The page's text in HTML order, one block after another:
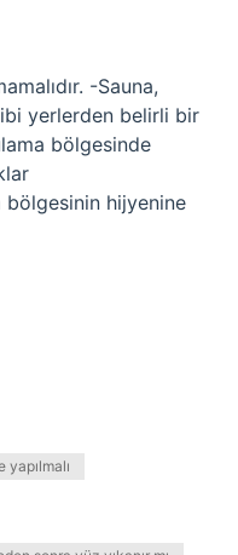
-Sauna,
yerlerden belirli bir
bölgesinde
hijyenine